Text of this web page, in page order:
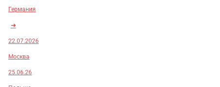
Германия
➜
22.07.2026
Москва
25.06.26